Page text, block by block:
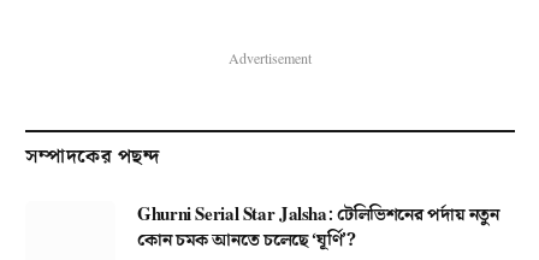
Advertisement
সম্পাদকের পছন্দ
Ghurni Serial Star Jalsha: টেলিভিশনের পর্দায় নতুন
কোন চমক আনতে চলেছে ‘ঘূর্ণি’?